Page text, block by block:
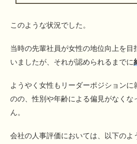
このような状況でした。
当時の先輩社員が女性の地位向上を目
いましたが、それが認められるまでに
ようやく女性もリーダーポジションに
のの、性別や年齢による偏見がなくな
ん。
会社の人事評価においては、以下のよ